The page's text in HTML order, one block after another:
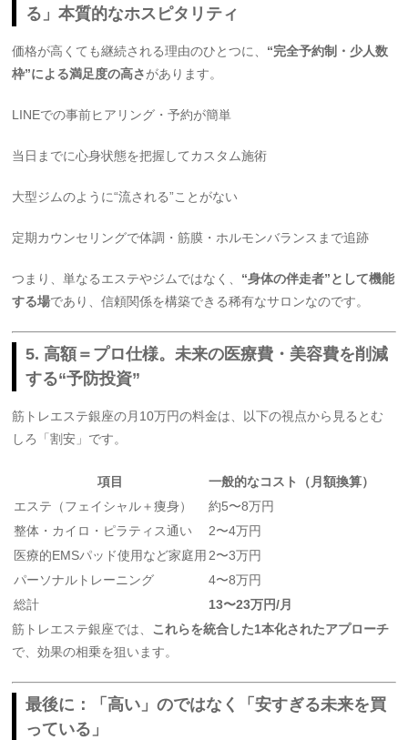
る」本質的なホスピタリティ
価格が高くても継続される理由のひとつに、 “完全予約制・少人数
枠”による満足度の高さがあります。
LINEでの事前ヒアリング・予約が簡単
当日までに心身状態を把握してカスタム施術
大型ジムのように“流される”ことがない
定期カウンセリングで体調・筋膜・ホルモンバランスまで追跡
つまり、単なるエステやジムではなく、 “身体の伴走者”として機能
する場であり、信頼関係を構築できる稀有なサロンなのです。
5. 高額＝プロ仕様。未来の医療費・美容費を削減
する“予防投資”
筋トレエステ銀座の月10万円の料金は、以下の視点から見るとむ
しろ「割安」です。
項目
一般的なコスト（月額換算）
エステ（フェイシャル＋痩身）
約5〜8万円
整体・カイロ・ピラティス通い
2〜4万円
医療的EMSパッド使用など家庭用 2〜3万円
パーソナルトレーニング
4〜8万円
総計
13〜23万円/月
筋トレエステ銀座では、 これらを統合した1本化されたアプローチ
で、効果の相乗を狙います。
最後に：「高い」のではなく「安すぎる未来を買
っている」